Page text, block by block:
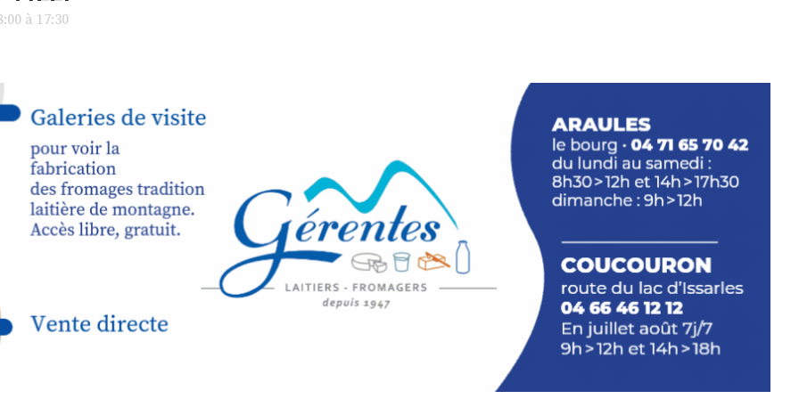
unstage
à tous les
, à seulement30
à capturer
à 17:30
Programmée en off du festival d’Auzon, cette
expo-installation temporaire vous livre une
raison de plus d’aller faire un tour dans la cité
médiévale du Brivadois cet été.
INTERVIEW
STRADA Bernard Turle, vous avez ouvert une